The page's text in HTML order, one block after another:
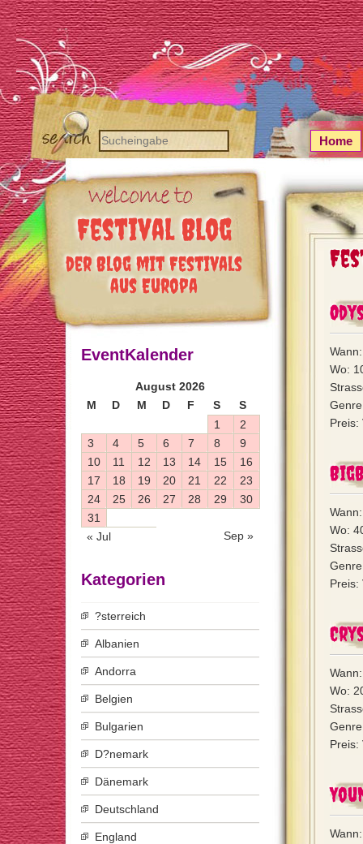
Festival Blog
der Blog mit Festivals
aus Europa
Home
Wo:
Preis:
Wo:
Preis:
Wo:
Preis:
EventKalender
August 2026
M
D M D F S S
« Jul Sep »
1
2
3
4 5 6 7 8
9
10
11 12 13 14 15
16
17
18 19 20 21 22
23
24
25 26 27 28 29
30
31
Kategorien
?sterreich
Albanien
Andorra
Belgien
Bulgarien
D?nemark
Dänemark
Deutschland
England